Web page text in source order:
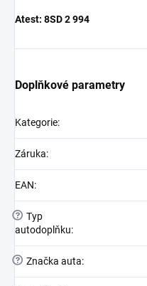
Atest: 8SD 2 994
Doplňkové parametry
Kategorie:
Záruka:
EAN:
? Typ
autodoplňku:
? Značka auta: